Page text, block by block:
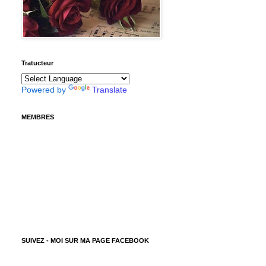
Tratucteur
Powered by Translate
MEMBRES
SUIVEZ - MOI SUR MA PAGE FACEBOOK